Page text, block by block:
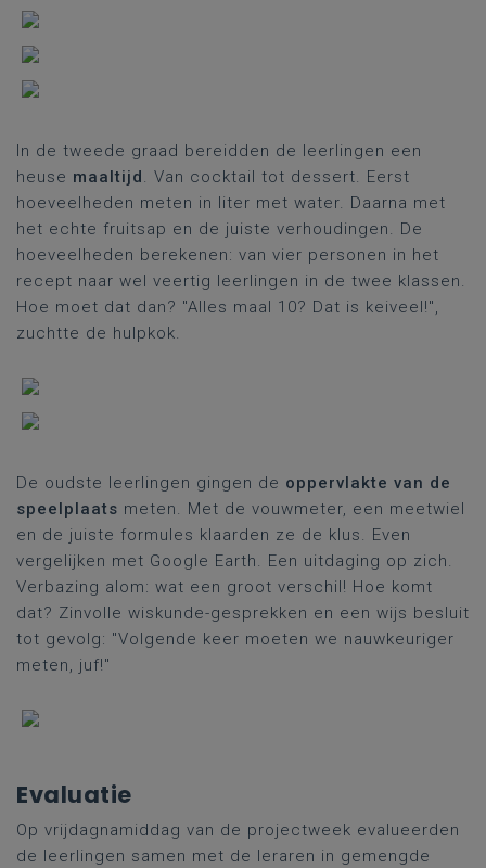
In de tweede graad bereidden de leerlingen een
heuse maaltijd. Van cocktail tot dessert. Eerst
hoeveelheden meten in liter met water. Daarna met
het echte fruitsap en de juiste verhoudingen. De
hoeveelheden berekenen: van vier personen in het
recept naar wel veertig leerlingen in de twee klassen.
Hoe moet dat dan? "Alles maal 10? Dat is keiveel!",
zuchtte de hulpkok.
De oudste leerlingen gingen de oppervlakte van de
speelplaats meten. Met de vouwmeter, een meetwiel
en de juiste formules klaarden ze de klus. Even
vergelijken met Google Earth. Een uitdaging op zich.
Verbazing alom: wat een groot verschil! Hoe komt
dat? Zinvolle wiskunde-gesprekken en een wijs besluit
tot gevolg: "Volgende keer moeten we nauwkeuriger
meten, juf!"
Evaluatie
Op vrijdagnamiddag van de projectweek evalueerden
de leerlingen samen met de leraren in gemengde